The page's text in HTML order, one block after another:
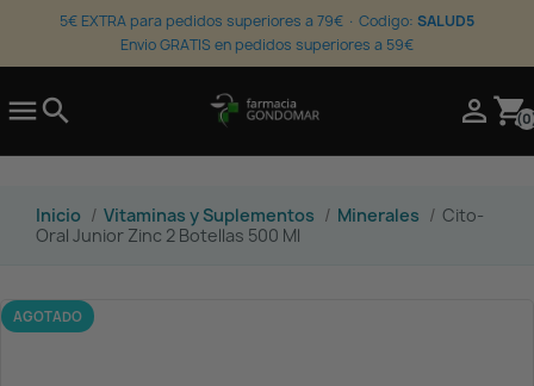
5€ EXTRA para pedidos superiores a 79€ · Codigo: SALUD5
Envio GRATIS en pedidos superiores a 59€
search  shopping_cart
Inicio Vitaminas y Suplementos Minerales
Cito-
Oral Junior Zinc 2 Botellas 500 Ml
AGOTADO